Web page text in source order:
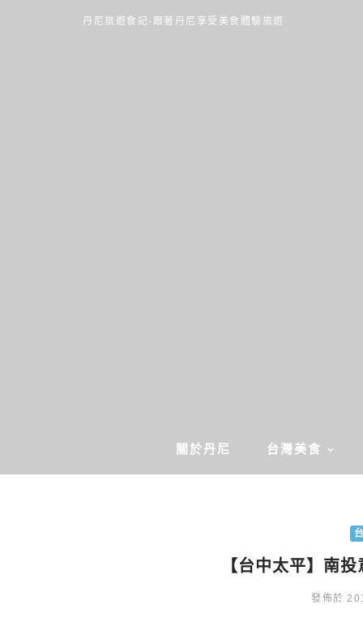
丹尼旅遊食記-跟著丹尼享受美食體驗旅遊
關於丹尼 台灣美食
【台中太平】南
發佈於